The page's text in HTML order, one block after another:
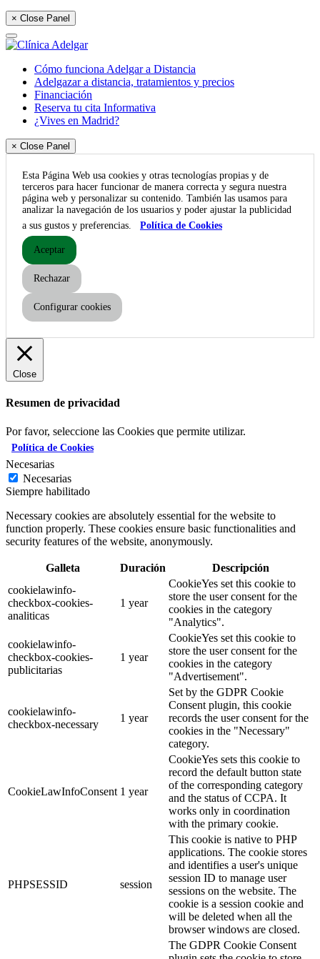
× Close Panel
Cómo funciona Adelgar a Distancia
Adelgazar a distancia, tratamientos y precios
Financiación
Reserva tu cita Informativa
¿Vives en Madrid?
× Close Panel
Esta Página Web usa cookies y otras tecnologías propias y de
terceros para hacer funcionar de manera correcta y segura nuestra
página web y personalizar su contenido. También las usamos para
analizar la navegación de los usuarios y poder ajustar la publicidad
a sus gustos y preferencias.
Política de Cookies
Aceptar
Rechazar
Configurar cookies
Close
Resumen de privacidad
Por favor, seleccione las Cookies que permite utilizar.
Política de Cookies
Necesarias
Necesarias
Siempre habilitado
Necessary cookies are absolutely essential for the website to
function properly. These cookies ensure basic functionalities and
security features of the website, anonymously.
Galleta Duración
Descripción
cookielawinfo-
checkbox-cookies-
analiticas
1 year
CookieYes set this cookie to
store the user consent for the
cookies in the category
"Analytics".
cookielawinfo-
checkbox-cookies-
publicitarias
1 year
CookieYes set this cookie to
store the user consent for the
cookies in the category
"Advertisement".
cookielawinfo-
checkbox-necessary
1 year
Set by the GDPR Cookie
Consent plugin, this cookie
records the user consent for the
cookies in the "Necessary"
category.
CookieLawInfoConsent 1 year
CookieYes sets this cookie to
record the default button state
of the corresponding category
and the status of CCPA. It
works only in coordination
with the primary cookie.
PHPSESSID session
This cookie is native to PHP
applications. The cookie stores
and identifies a user's unique
session ID to manage user
sessions on the website. The
cookie is a session cookie and
will be deleted when all the
browser windows are closed.
The GDPR Cookie Consent